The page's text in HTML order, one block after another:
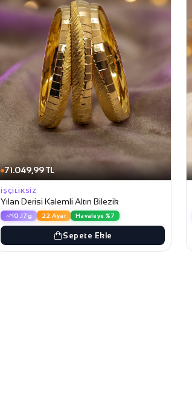
71.049,99 TL
İŞÇILIKSIZ
Yılan Derisi Kalemli Altın Bilezik
10.17g 22 Ayar Havaleye %7
Sepete Ekle